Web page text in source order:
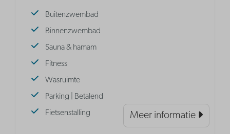
Buitenzwembad
Binnenzwembad
Sauna & hamam
Fitness
Wasruimte
Parking | Betalend
Fietsenstalling
Meer informatie